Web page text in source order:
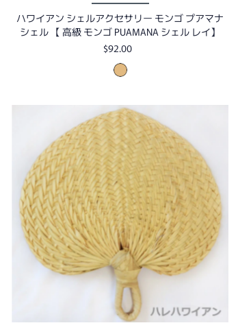
ハワイアン シェルアクセサリー モンゴ プアマナ
シェル 【 高級 モンゴ PUAMANA シェル レイ】
$92.00